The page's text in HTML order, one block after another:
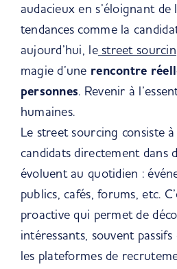
audacieux en s’éloignant
tendances comme la
aujourd’hui, lestreet
magie d’une rencontre
personnes. Revenir à
humaines.
Le street sourcing consiste
candidats directement dans
évoluent au quotidien :
publics, cafés, forums, etc.
proactive qui permet de
intéressants, souvent
les plateformes de